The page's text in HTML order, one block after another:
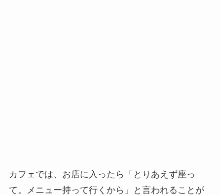
カフェでは、お店に入ったら「とりあえず座っ
て。メニュー持って行くから」と言われることが